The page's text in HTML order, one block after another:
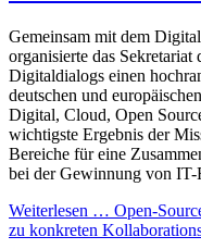
Gemeinsam mit dem
organisierte das
Digitaldialogs einen
deutschen und
Digital, Cloud, Open
wichtigste Ergebnis der
Bereiche für eine
bei der Gewinnung von IT-
Weiterlesen … Open-
zu konkreten